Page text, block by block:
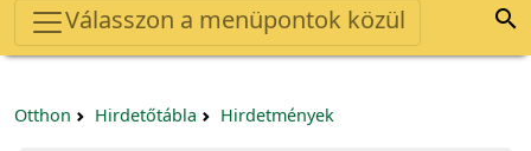
Válasszon a menüpontok közül 
Otthon Hirdetőtábla Hirdetmények